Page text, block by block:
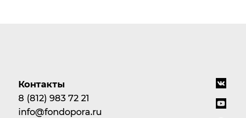
Контакты
8 (812) 983 72 21
info@fondopora.ru